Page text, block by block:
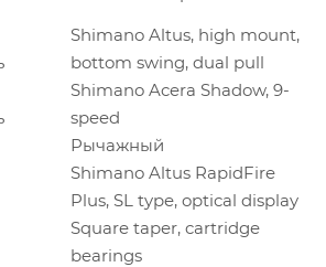
Shimano Altus, high mount,
bottom swing, dual pull
Shimano Acera Shadow, 9-
speed
Рычажный
Shimano Altus RapidFire
Plus, SL type, optical display
Square taper, cartridge
bearings